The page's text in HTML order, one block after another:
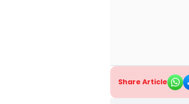
Share Article